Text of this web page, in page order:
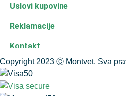
Uslovi kupovine
Reklamacije
Kontakt
Copyright 2023 Ⓒ Montvet. Sva